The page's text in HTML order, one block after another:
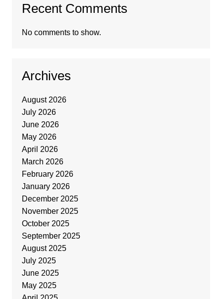
Recent Comments
No comments to show.
Archives
August 2026
July 2026
June 2026
May 2026
April 2026
March 2026
February 2026
January 2026
December 2025
November 2025
October 2025
September 2025
August 2025
July 2025
June 2025
May 2025